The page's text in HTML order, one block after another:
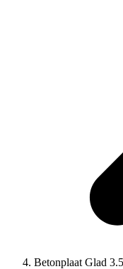
Betonplaat Glad